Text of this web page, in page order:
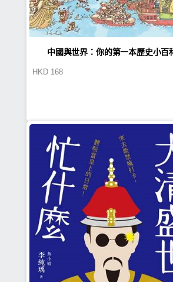
中國與世界：你的第一本歷史小百
HKD 168